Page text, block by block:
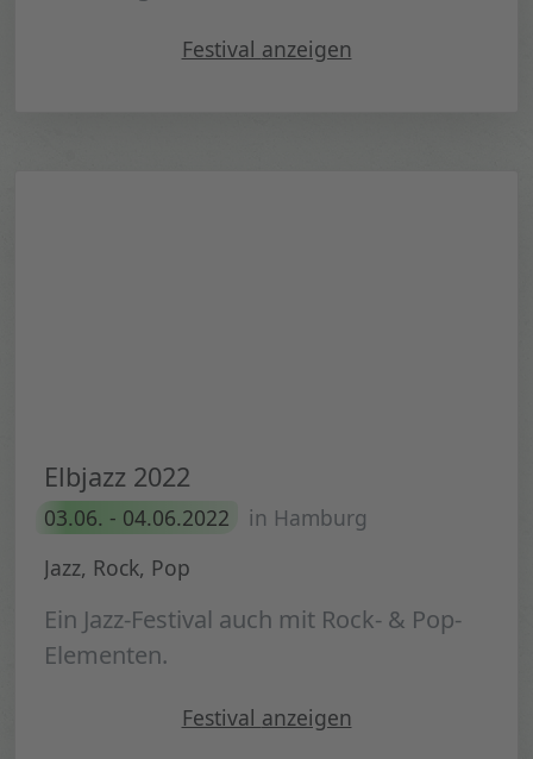
Festival " Rock Im Park 2022"
anzeigen
Elbjazz 2022
03.06. - 04.06.2022
in Hamburg
Jazz, Rock, Pop
Ein Jazz-Festival auch mit Rock- & Pop-
Elementen.
Festival "Elbjazz 2022"
anzeigen